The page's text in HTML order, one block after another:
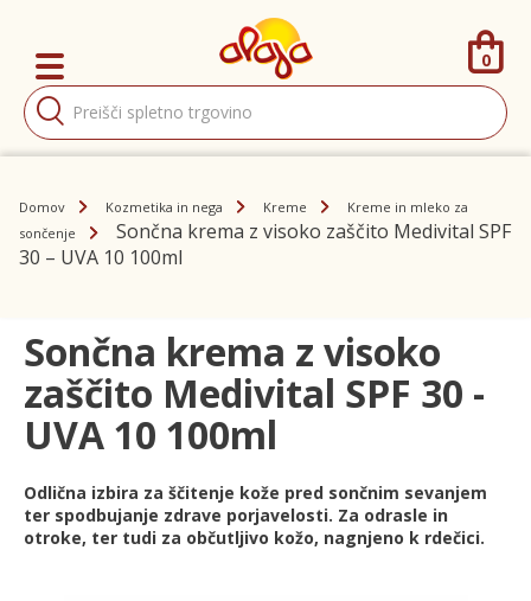
Products
search
0
Domov Kozmetika in nega Kreme
Kreme in mleko za
sončenje
Sončna krema z visoko zaščito Medivital SPF
30 – UVA 10 100ml
Sončna krema z visoko
zaščito Medivital SPF 30 -
UVA 10 100ml
Odlična izbira za ščitenje kože pred sončnim sevanjem
ter spodbujanje zdrave porjavelosti. Za odrasle in
otroke, ter tudi za občutljivo kožo, nagnjeno k rdečici.